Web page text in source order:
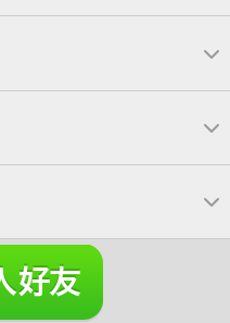
荷卡
果乾 梅子 三角飯糰
米果 蜜汁腰果
小包裝
脆烤 魚